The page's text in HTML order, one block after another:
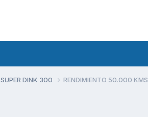
SUPER DINK 300 RENDIMIENTO 50.000 KMS